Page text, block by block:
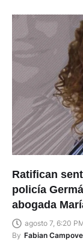
Ratifican
policía
abogada
agosto 7, 6:20
By Fabian